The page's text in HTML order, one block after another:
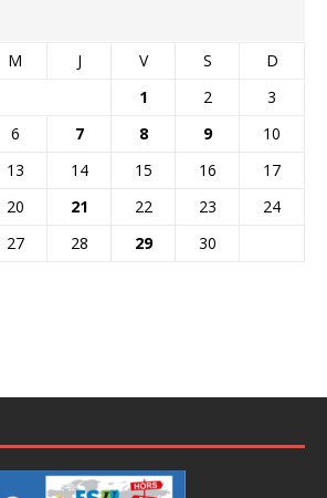
M J V S
D
1
2
3
6 7 8 9
10
13 14 15 16
17
20 21 22 23
24
27 28 29 30